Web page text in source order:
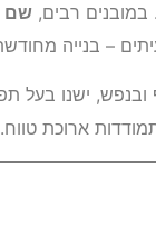
רבים, שם
– בנייה
ישנו בעל
ארוכת טווח.